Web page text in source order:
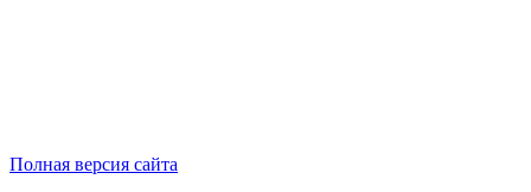
Полная версия сайта